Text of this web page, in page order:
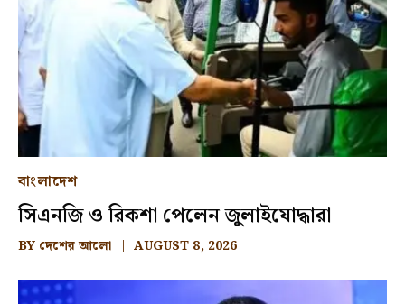
বাংলাদেশ
সিএনজি ও রিকশা পেলেন জুলাইযোদ্ধারা
BY দেশের আলো AUGUST 8, 2026